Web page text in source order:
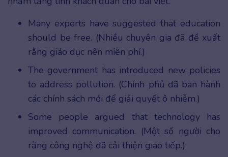
Many experts have suggested that education
should be free. (Nhiều chuyên gia đã đề xuất
rằng giáo dục nên miễn phí.)
The government has introduced new policies
to address pollution. (Chính phủ đã ban hành
các chính sách mới để giải quyết ô nhiễm.)
Some people argued that technology has
improved communication. (Một số người cho
rằng công nghệ đã cải thiện giao tiếp.)